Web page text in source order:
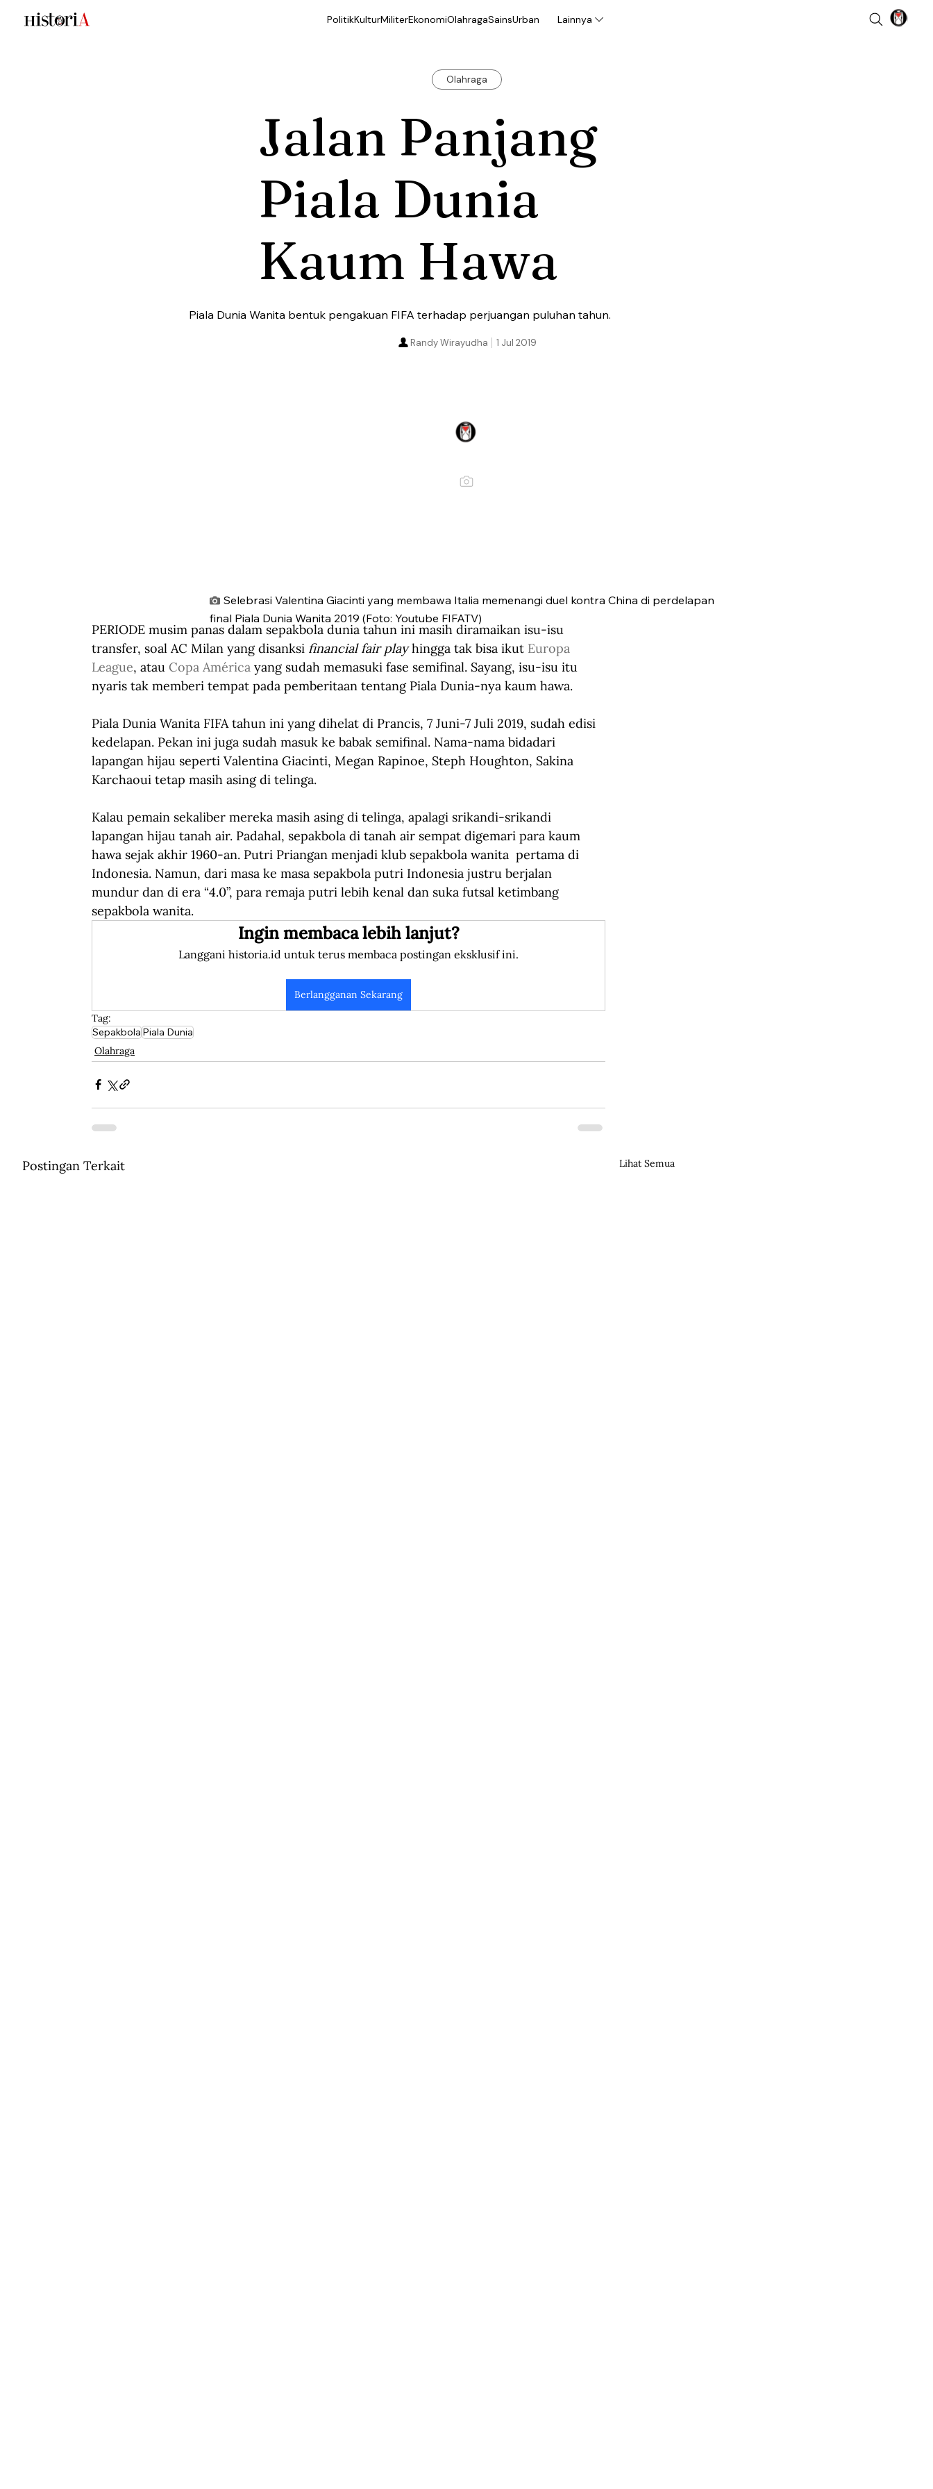
PolitikKulturMiliterEkonomiOlahragaSainsUrban Lainnya
Olahraga
Jalan Panjang
Piala Dunia
Kaum Hawa
Piala Dunia Wanita bentuk pengakuan FIFA terhadap perjuangan puluhan tahun.
1 Jul 2019
Randy Wirayudha
Selebrasi Valentina Giacinti yang membawa Italia memenangi duel kontra China di perdelapan
final Piala Dunia Wanita 2019 (Foto: Youtube FIFATV)
PERIODE musim panas dalam sepakbola dunia tahun ini masih diramaikan isu-isu
transfer, soal AC Milan yang disanksi financial fair play hingga tak bisa ikut Europa
League, atau Copa América yang sudah memasuki fase semifinal. Sayang, isu-isu itu
nyaris tak memberi tempat pada pemberitaan tentang Piala Dunia-nya kaum hawa.
Piala Dunia Wanita FIFA tahun ini yang dihelat di Prancis, 7 Juni-7 Juli 2019, sudah edisi
kedelapan. Pekan ini juga sudah masuk ke babak semifinal. Nama-nama bidadari
lapangan hijau seperti Valentina Giacinti, Megan Rapinoe, Steph Houghton, Sakina
Karchaoui tetap masih asing di telinga.
Kalau pemain sekaliber mereka masih asing di telinga, apalagi srikandi-srikandi
lapangan hijau tanah air. Padahal, sepakbola di tanah air sempat digemari para kaum
hawa sejak akhir 1960-an. Putri Priangan menjadi klub sepakbola wanita  pertama di
Indonesia. Namun, dari masa ke masa sepakbola putri Indonesia justru berjalan
mundur dan di era “4.0”, para remaja putri lebih kenal dan suka futsal ketimbang
sepakbola wanita.
Ingin membaca lebih lanjut?
Langgani historia.id untuk terus membaca postingan eksklusif ini.
Berlangganan Sekarang
Tag:
SepakbolaPiala Dunia
Olahraga
Postingan Terkait Lihat Semua